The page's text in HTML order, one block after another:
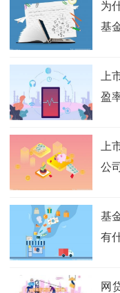
为
基
上
盈
上
公
基
有
网